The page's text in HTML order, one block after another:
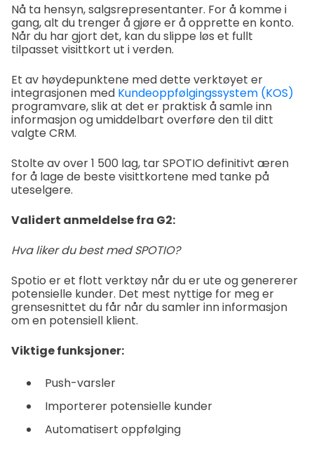
Nå ta hensyn, salgsrepresentanter. For å komme i
gang, alt du trenger å gjøre er å opprette en konto.
Når du har gjort det, kan du slippe løs et fullt
tilpasset visittkort ut i verden.
Et av høydepunktene med dette verktøyet er
integrasjonen med Kundeoppfølgingssystem (KOS)
programvare, slik at det er praktisk å samle inn
informasjon og umiddelbart overføre den til ditt
valgte CRM.
Stolte av over 1 500 lag, tar SPOTIO definitivt æren
for å lage de beste visittkortene med tanke på
uteselgere.
Validert anmeldelse fra G2:
Hva liker du best med SPOTIO?
Spotio er et flott verktøy når du er ute og genererer
potensielle kunder. Det mest nyttige for meg er
grensesnittet du får når du samler inn informasjon
om en potensiell klient.
Viktige funksjoner:
Push-varsler
Importerer potensielle kunder
Automatisert oppfølging